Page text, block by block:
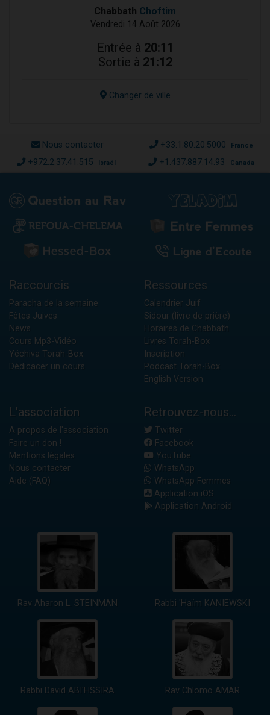
Chabbath Choftim
Vendredi 14 Août 2026
Entrée à 20:11
Sortie à 21:12
Changer de ville
Nous contacter +33.1.80.20.5000 France
+972.2.37.41.515 Israël +1.437.887.14.93 Canada
Raccourcis
Paracha de la semaine
Fêtes Juives
News
Cours Mp3-Vidéo
Yéchiva Torah-Box
Dédicacer un cours
Ressources
Calendrier Juif
Sidour (livre de prière)
Horaires de Chabbath
Livres Torah-Box
Inscription
Podcast Torah-Box
English Version
L'association
A propos de l'association
Faire un don !
Mentions légales
Nous contacter
Aide (FAQ)
Retrouvez-nous...
Twitter
Facebook
YouTube
WhatsApp
WhatsApp Femmes
Application iOS
Application Android
Rav Aharon L. STEINMAN Rabbi 'Haïm KANIEWSKI
Rabbi David ABI'HSSIRA Rav Chlomo AMAR